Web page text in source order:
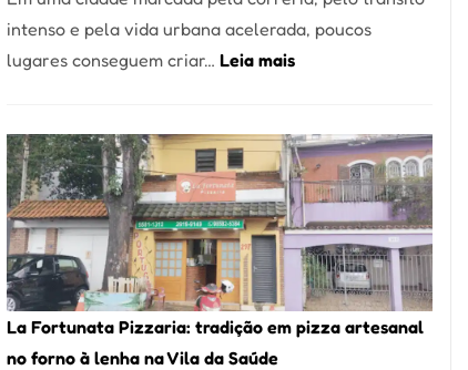
intenso e pela vida urbana acelerada, poucos
lugares conseguem criar… Leia mais:
Manga
Se
Tornou
Um
dos
Restaurantes
Mais
La Fortunata Pizzaria: tradição em pizza artesanal
no forno à lenha na Vila da Saúde